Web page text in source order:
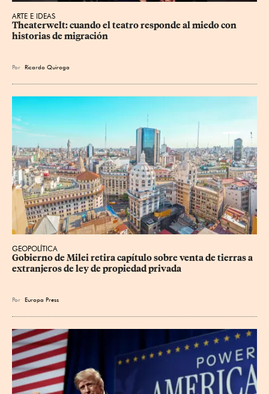
ARTE E IDEAS
Theaterwelt: cuando el teatro responde al miedo con
historias de migración
Por Ricardo Quiroga
GEOPOLÍTICA
Gobierno de Milei retira capítulo sobre venta de tierras a
extranjeros de ley de propiedad privada
Por Europa Press